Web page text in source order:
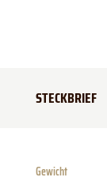
STECKBRIEF
Gewicht